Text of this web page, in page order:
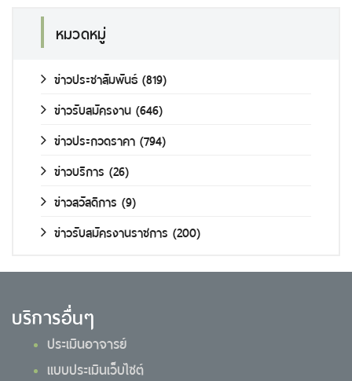
หมวดหมู่
ข่าวประชาสัมพันธ์ (819)
ข่าวรับสมัครงาน (646)
ข่าวประกวดราคา (794)
ข่าวบริการ (26)
ข่าวสวัสดิการ (9)
ข่าวรับสมัครงานราชการ (200)
บริการอื่นๆ
ประเมินอาจารย์
แบบประเมินเว็บไซต์